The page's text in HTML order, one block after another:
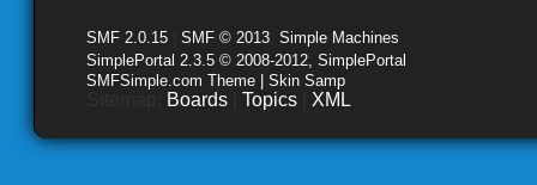
SMF 2.0.15 SMF © 2013 Simple Machines
SimplePortal 2.3.5 © 2008-2012, SimplePortal
SMFSimple.com Theme | Skin Samp
Boards Topics XML